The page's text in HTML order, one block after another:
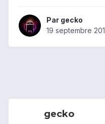
Par gecko
19 septembre
gecko